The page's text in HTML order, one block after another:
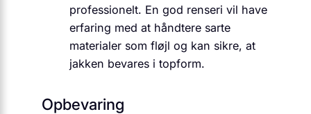
professionelt. En god renseri vil have
erfaring med at håndtere sarte
materialer som fløjl og kan sikre, at
jakken bevares i topform.
Opbevaring